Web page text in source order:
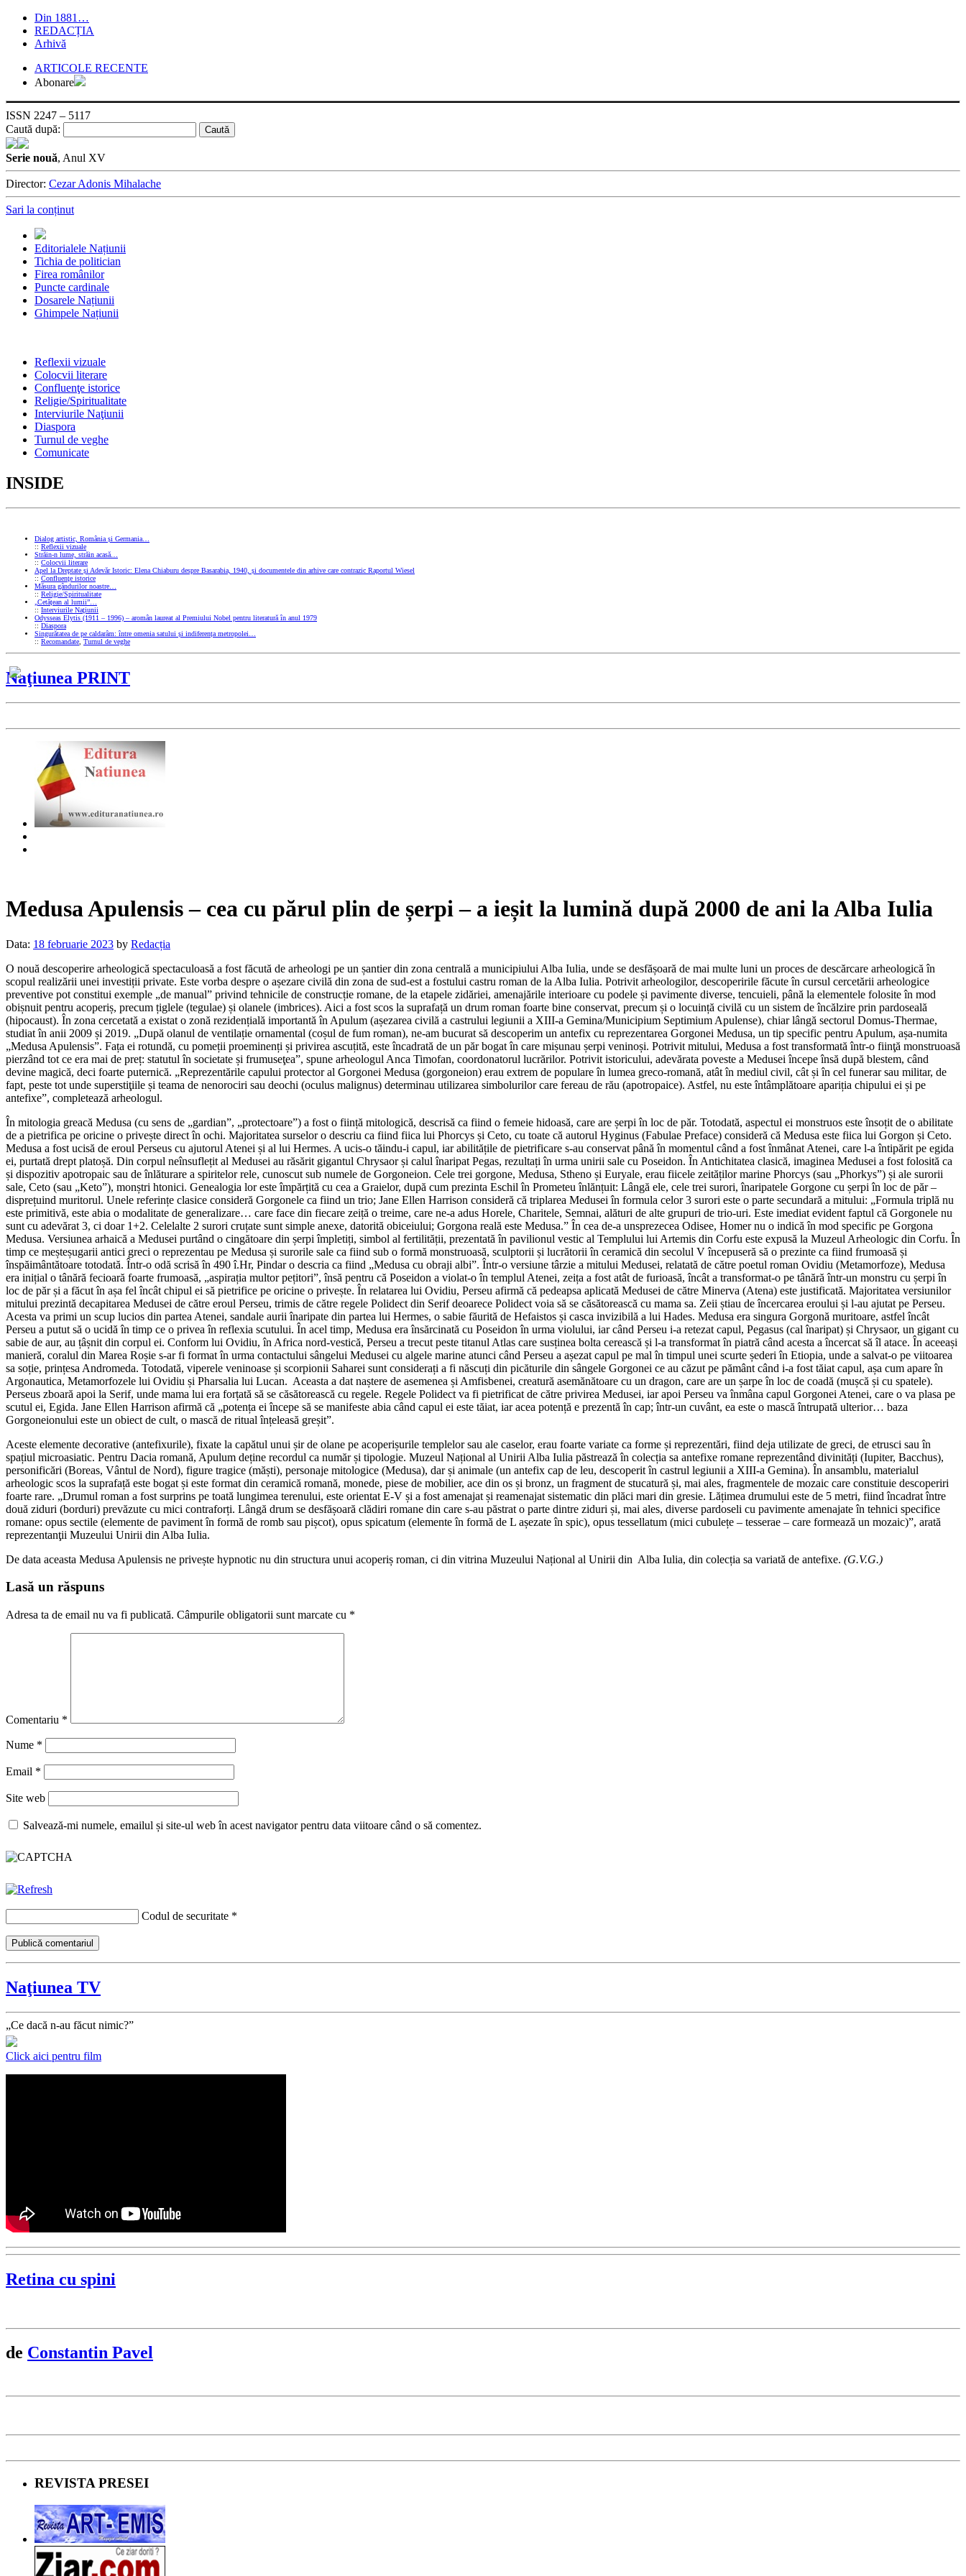
Din 1881…
REDACȚIA
Arhivă
ARTICOLE RECENTE
Abonare
ISSN 2247 – 5117
Caută după:
Serie nouă, Anul XV
Director: Cezar Adonis Mihalache
Sari la conținut
Editorialele Națiunii
Tichia de politician
Firea românilor
Puncte cardinale
Dosarele Națiunii
Ghimpele Națiunii
Reflexii vizuale
Colocvii literare
Confluenţe istorice
Religie/Spiritualitate
Interviurile Naţiunii
Diaspora
Turnul de veghe
Comunicate
INSIDE
Dialog artistic, România și Germania…
:: Reflexii vizuale
Străin-n lume, străin acasă…
:: Colocvii literare
Apel la Dreptate și Adevăr Istoric: Elena Chiaburu despre Basarabia, 1940, și documentele din arhive care contrazic Raportul Wiesel
:: Confluenţe istorice
Măsura gândurilor noastre…
:: Religie/Spiritualitate
„Cetățean al lumii”…
:: Interviurile Naţiunii
Odysseas Elytis (1911 – 1996) – aromân laureat al Premiului Nobel pentru literatură în anul 1979
:: Diaspora
Singurătatea de pe caldarâm: între omenia satului și indiferența metropolei…
:: Recomandate Turnul de veghe
Naţiunea PRINT
Medusa Apulensis – cea cu părul plin de șerpi – a ieșit la lumină după 2000 de ani la Alba Iulia
Data: 18 februarie 2023 by Redacția
O nouă descoperire arheologică spectaculoasă a fost făcută de arheologi pe un șantier din zona centrală a municipiului Alba Iulia, unde se desfășoară de mai multe luni un proces de descărcare arheologică în
scopul realizării unei investiții private. Este vorba despre o așezare civilă din zona de sud-est a fostului castru roman de la Alba Iulia. Potrivit arheologilor, descoperirile făcute în cursul cercetării arheologice
preventive pot constitui exemple „de manual” privind tehnicile de construcție romane, de la etapele zidăriei, amenajările interioare cu podele și pavimente diverse, tencuieli, până la elementele folosite în mod
obișnuit pentru acoperiș, precum țiglele (tegulae) și olanele (imbrices). Aici a fost scos la suprafață un drum roman foarte bine conservat, precum și o locuință civilă cu un sistem de încălzire prin pardoseală
(hipocaust). În zona cercetată a existat o zonă rezidențială importantă în Apulum (așezarea civilă a castrului legiunii a XIII-a Gemina/Municipium Septimium Apulense), chiar lângă sectorul Domus-Thermae,
studiat în anii 2009 și 2019. „După olanul de ventilație ornamental (coșul de fum roman), ne-am bucurat să descoperim un antefix cu reprezentarea Gorgonei Medusa, un tip specific pentru Apulum, așa-numita
„Medusa Apulensis”. Fața ei rotundă, cu pomeții proeminenți și privirea ascuțită, este încadrată de un păr bogat în care mișunau șerpi veninoși. Potrivit mitului, Medusa a fost transformată într-o fiinţă monstruoasă
pierzând tot ce era mai de preț: statutul în societate și frumuseţea”, spune arheologul Anca Timofan, coordonatorul lucrărilor. Potrivit istoricului, adevărata poveste a Medusei începe însă după blestem, când
devine magică, deci foarte puternică. „Reprezentările capului protector al Gorgonei Medusa (gorgoneion) erau extrem de populare în lumea greco-romană, atât în mediul civil, cât și în cel funerar sau militar, de
fapt, peste tot unde superstiţiile și teama de nenorociri sau deochi (oculus malignus) determinau utilizarea simbolurilor care fereau de rău (apotropaice). Astfel, nu este întâmplătoare apariția chipului ei și pe
antefixe”, completează arheologul.
În mitologia greacă Medusa (cu sens de „gardian”, „protectoare”) a fost o ființă mitologică, descrisă ca fiind o femeie hidoasă, care are șerpi în loc de păr. Totodată, aspectul ei monstruos este însoțit de o abilitate
de a pietrifica pe oricine o privește direct în ochi. Majoritatea surselor o descriu ca fiind fiica lui Phorcys și Ceto, cu toate că autorul Hyginus (Fabulae Preface) consideră că Medusa este fiica lui Gorgon și Ceto.
Medusa a fost ucisă de eroul Perseus cu ajutorul Atenei și al lui Hermes. A ucis-o tăindu-i capul, iar abilitățile de pietrificare s-au conservat până în momentul când a fost înmânat Atenei, care l-a întipărit pe egida
ei, purtată drept platoșă. Din corpul neînsuflețit al Medusei au răsărit gigantul Chrysaor și calul înaripat Pegas, rezultați în urma unirii sale cu Poseidon. În Antichitatea clasică, imaginea Medusei a fost folosită ca
și dispozitiv apotropaic sau de înlăturare a spiritelor rele, cunoscut sub numele de Gorgoneion. Cele trei gorgone, Medusa, Stheno și Euryale, erau fiicele zeităților marine Phorcys (sau „Phorkys”) și ale surorii
sale, Ceto (sau „Keto”), monștri htonici. Genealogia lor este împărțită cu cea a Graielor, după cum prezinta Eschil în Prometeu înlănțuit: Lângă ele, cele trei surori, înaripatele Gorgone cu șerpi în loc de păr –
disprețuind muritorul. Unele referințe clasice consideră Gorgonele ca fiind un trio; Jane Ellen Harrison consideră că triplarea Medusei în formula celor 3 surori este o parte secundară a mitului: „Formula triplă nu
este primitivă, este abia o modalitate de generalizare… care face din fiecare zeiță o treime, care ne-a adus Horele, Charitele, Semnai, alături de alte grupuri de trio-uri. Este imediat evident faptul că Gorgonele nu
sunt cu adevărat 3, ci doar 1+2. Celelalte 2 surori cruțate sunt simple anexe, datorită obiceiului; Gorgona reală este Medusa.” În cea de-a unsprezecea Odisee, Homer nu o indică în mod specific pe Gorgona
Medusa. Versiunea arhaică a Medusei purtând o cingătoare din șerpi împletiți, simbol al fertilității, prezentată în pavilionul vestic al Templului lui Artemis din Corfu este expusă la Muzeul Arheologic din Corfu. În
timp ce meșteșugarii antici greci o reprezentau pe Medusa și surorile sale ca fiind sub o formă monstruoasă, sculptorii și lucrătorii în ceramică din secolul V începuseră să o prezinte ca fiind frumoasă și
înspăimântătoare totodată. Într-o odă scrisă în 490 î.Hr, Pindar o descria ca fiind „Medusa cu obraji albi”. Într-o versiune târzie a mitului Medusei, relatată de către poetul roman Ovidiu (Metamorfoze), Medusa
era inițial o tânără fecioară foarte frumoasă, „aspirația multor pețitori”, însă pentru că Poseidon a violat-o în templul Atenei, zeița a fost atât de furioasă, încât a transformat-o pe tânără într-un monstru cu șerpi în
loc de păr și a făcut în așa fel încât chipul ei să pietrifice pe oricine o privește. În relatarea lui Ovidiu, Perseu afirmă că pedeapsa aplicată Medusei de către Minerva (Atena) este justificată. Majoritatea versiunilor
mitului prezintă decapitarea Medusei de către eroul Perseu, trimis de către regele Polidect din Serif deoarece Polidect voia să se căsătorească cu mama sa. Zeii știau de încercarea eroului și l-au ajutat pe Perseu.
Acesta va primi un scup lucios din partea Atenei, sandale aurii înaripate din partea lui Hermes, o sabie făurită de Hefaistos și casca invizibilă a lui Hades. Medusa era singura Gorgonă muritoare, astfel încât
Perseu a putut să o ucidă în timp ce o privea în reflexia scutului. În acel timp, Medusa era însărcinată cu Poseidon în urma violului, iar când Perseu i-a retezat capul, Pegasus (cal înaripat) și Chrysaor, un gigant cu
sabie de aur, au țâșnit din corpul ei. Conform lui Ovidiu, în Africa nord-vestică, Perseu a trecut peste titanul Atlas care susținea bolta cerească și l-a transformat în piatră când acesta a încercat să îl atace. În aceeași
manieră, coralul din Marea Roșie s-ar fi format în urma contactului sângelui Medusei cu algele marine atunci când Perseu a așezat capul pe mal în timpul unei scurte șederi în Etiopia, unde a salvat-o pe viitoarea
sa soție, prințesa Andromeda. Totodată, viperele veninoase și scorpionii Saharei sunt considerați a fi născuți din picăturile din sângele Gorgonei ce au căzut pe pământ când i-a fost tăiat capul, așa cum apare în
Argonautica, Metamorfozele lui Ovidiu și Pharsalia lui Lucan. Aceasta a dat naștere de asemenea și Amfisbenei, creatură asemănătoare cu un dragon, care are un șarpe în loc de coadă (mușcă și cu spatele).
Perseus zboară apoi la Serif, unde mama lui era forțată să se căsătorească cu regele. Regele Polidect va fi pietrificat de către privirea Medusei, iar apoi Perseu va înmâna capul Gorgonei Atenei, care o va plasa pe
scutul ei, Egida. Jane Ellen Harrison afirmă că „potența ei începe să se manifeste abia când capul ei este tăiat, iar acea potență e prezentă în cap; într-un cuvânt, ea este o mască întrupată ulterior… baza
Gorgoneionului este un obiect de cult, o mască de ritual înțeleasă greșit”.
Aceste elemente decorative (antefixurile), fixate la capătul unui șir de olane pe acoperișurile templelor sau ale caselor, erau foarte variate ca forme și reprezentări, fiind deja utilizate de greci, de etrusci sau în
spațiul microasiatic. Pentru Dacia romană, Apulum deține recordul ca număr și tipologie. Muzeul Național al Unirii Alba Iulia păstrează în colecția sa antefixe romane reprezentând divinități (Iupiter, Bacchus),
personificări (Boreas, Vântul de Nord), figure tragice (măști), personaje mitologice (Medusa), dar și animale (un antefix cap de leu, descoperit în castrul legiunii a XIII-a Gemina). În ansamblu, materialul
arheologic scos la suprafață este bogat și este format din ceramică romană, monede, piese de mobilier, ace din os și bronz, un fragment de stucatură și, mai ales, fragmentele de mozaic care constituie descoperiri
foarte rare. „Drumul roman a fost surprins pe toată lungimea terenului, este orientat E-V și a fost amenajat și reamenajat sistematic din plăci mari din gresie. Lățimea drumului este de 5 metri, fiind încadrat între
două ziduri (borduri) prevăzute cu mici contraforți. Lângă drum se desfășoară clădiri romane din care s-au păstrat o parte dintre ziduri și, mai ales, diverse pardoseli cu pavimente amenajate în tehnici specifice
romane: opus sectile (elemente de paviment în formă de romb sau pișcot), opus spicatum (elemente în formă de L așezate în spic), opus tessellatum (mici cubulețe – tesserae – care formează un mozaic)”, arată
reprezentanţii Muzeului Unirii din Alba Iulia.
De data aceasta Medusa Apulensis ne privește hypnotic nu din structura unui acoperiș roman, ci din vitrina Muzeului Național al Unirii din Alba Iulia, din colecția sa variată de antefixe. (G.V.G.)
Lasă un răspuns
Adresa ta de email nu va fi publicată. Câmpurile obligatorii sunt marcate cu *
Comentariu *
Nume *
Email *
Site web
Salvează-mi numele, emailul și site-ul web în acest navigator pentru data viitoare când o să comentez.
Codul de securitate *
Naţiunea TV
„Ce dacă n-au făcut nimic?”
Click aici pentru film
Retina cu spini
de Constantin Pavel
REVISTA PRESEI